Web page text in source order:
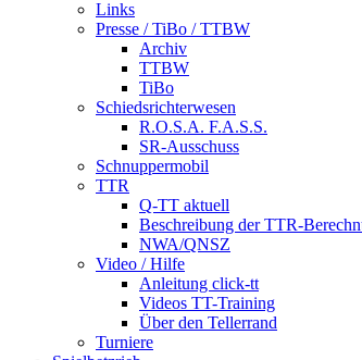
Links
Presse / TiBo / TTBW
Archiv
TTBW
TiBo
Schiedsrichterwesen
R.O.S.A. F.A.S.S.
SR-Ausschuss
Schnuppermobil
TTR
Q-TT aktuell
Beschreibung der TTR-
NWA/QNSZ
Video / Hilfe
Anleitung click-tt
Videos TT-Training
Über den Tellerrand
Turniere